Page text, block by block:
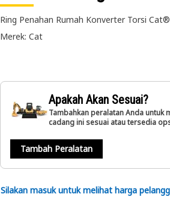
Ring Penahan Rumah Konverter Torsi Cat®
Merek: Cat
Apakah Akan Sesuai?
Tambahkan peralatan Anda untuk
cadang ini sesuai atau tersedia
Tambah Peralatan
Silakan masuk untuk melihat harga